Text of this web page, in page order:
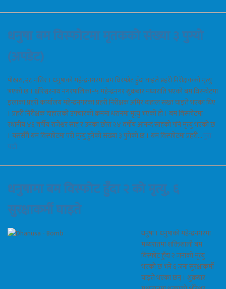
धनुषा बम विस्फोटमा मृतकको संख्या ३ पुग्यो
(अपडेट)
पोखरा, २८ मंसिर । धनुषाको महेन्द्रनगरमा बम विस्फोट हुँदा घाइते प्रहरी निरीक्षकको मृत्यु
भएको छ । क्षीरेश्वरनाथ नगरपालिका–५ महेन्द्रनगर शुक्रबार मध्यराति भएको बम विस्फोटमा
इलाका प्रहरी कार्यालय महेन्द्रनगरका प्रहरी निरीक्षक अमिर दाहाल सख्त घाइते भएका थिए
। प्रहरी निरीक्षक दाहालको उपचारको क्रममा धरानमा मृत्यु भएको हो । बम विस्फोटमा
स्थानीय ४६ वर्षीय राजेश्वर साह र उनका छोरा २४ वर्षीय आनन्द साहको पनि मृत्यु भएको छ
। यससँगै बम विस्फोटमा परी मृत्यु हुनेको संख्या ३ पुगेको छ । बम विस्फोटमा प्रहरी…पुरा
पढौ
धनुषामा बम विस्फोट हुँदा २ को मृत्यु, ६
सुरक्षाकर्मी घाइते
धनुषा । धनुषाको महेन्द्रनगरमा
मध्यरातमा शक्तिशाली बम
विस्फोट हुँदा २ जनाको मृत्यु
भएको छ भने ६ जना सुरक्षाकर्मी
घाइते भएका छन् । शुक्रबार